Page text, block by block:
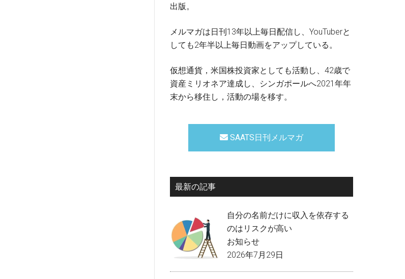
出版。
メルマガは日刊13年以上毎日配信し、YouTuberと
しても2年半以上毎日動画をアップしている。
仮想通貨，米国株投資家としても活動し、42歳で
資産ミリオネア達成し、シンガポールへ2021年年
末から移住し，活動の場を移す。
SAATS日刊メルマガ
最新の記事
自分の名前だけに収入を依存する
のはリスクが高い
お知らせ
2026年7月29日